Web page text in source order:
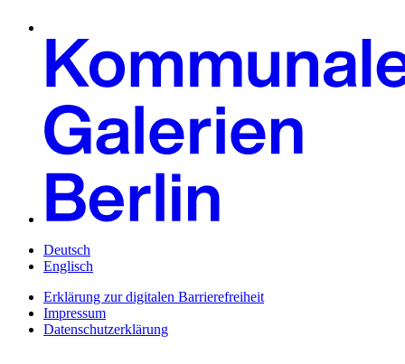
Deutsch
Englisch
Erklärung zur digitalen Barrierefreiheit
Impressum
Datenschutzerklärung